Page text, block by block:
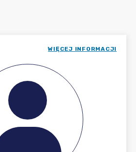
WIĘCEJ INFORMACJI